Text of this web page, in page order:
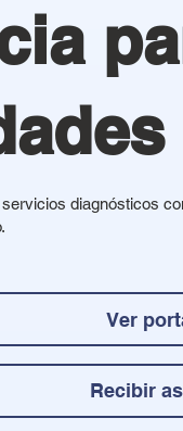
diagnósticos
Ver
Recibir